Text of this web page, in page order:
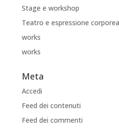
Stage e workshop
Teatro e espressione corporea
works
works
Meta
Accedi
Feed dei contenuti
Feed dei commenti